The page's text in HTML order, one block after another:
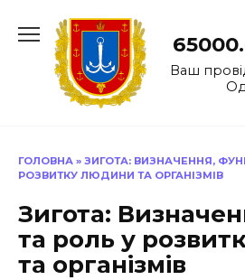
до
Ваш
ГОЛОВНА » ЗИГОТА: ВИЗНАЧЕННЯ,
РОЗВИТКУ ЛЮДИНИ ТА ОРГАНІЗМІВ
Зигота:
та роль у
та організмів